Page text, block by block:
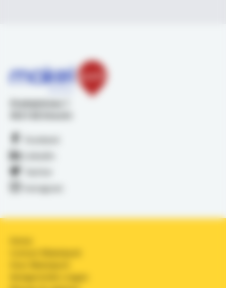
Stadsplateau 1
Facebook
LinkedIn
Instagram
Home
Contact Makelpunt
Veelgestelde vragen